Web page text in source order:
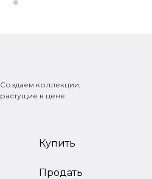
Создаем коллекции,
растущие в цене
Купить
Продать